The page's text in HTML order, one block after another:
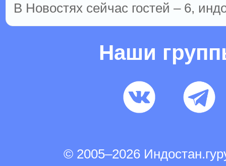
В Новостях сейчас гостей – 6,
Наши
© 2005–2026